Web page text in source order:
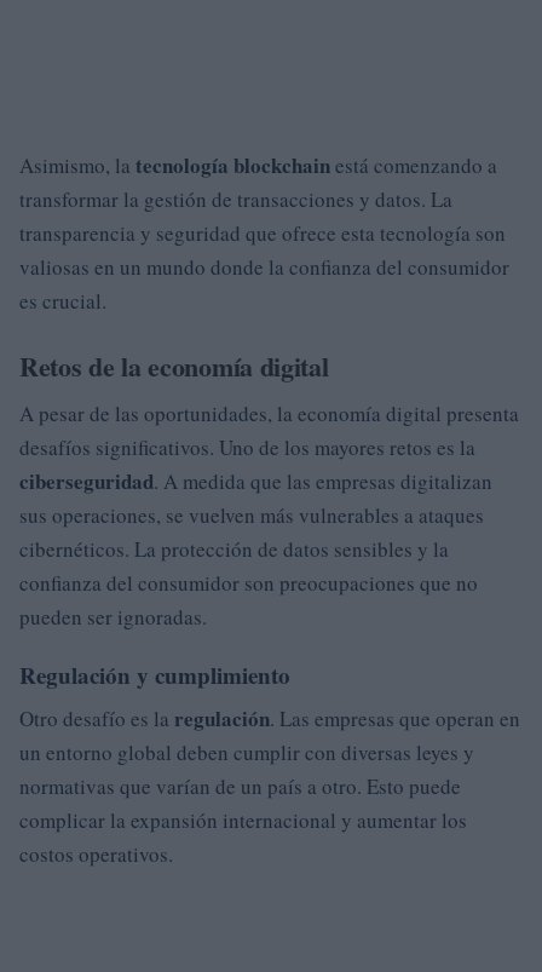
Asimismo, la tecnología blockchainestá comenzando a
transformar la gestión de transacciones y datos. La
transparencia y seguridad que ofrece esta tecnología son
valiosas en un mundo donde la confianza del consumidor
es crucial.
Retos de la economía digital
A pesar de las oportunidades, la economía digital presenta
desafíos significativos. Uno de los mayores retos es la
ciberseguridad. A medida que las empresas digitalizan
sus operaciones, se vuelven más vulnerables a ataques
cibernéticos. La protección de datos sensibles y la
confianza del consumidor son preocupaciones que no
pueden ser ignoradas.
Regulación y cumplimiento
Otro desafío es la regulación. Las empresas que operan en
un entorno global deben cumplir con diversas leyes y
normativas que varían de un país a otro. Esto puede
complicar la expansión internacional y aumentar los
costos operativos.